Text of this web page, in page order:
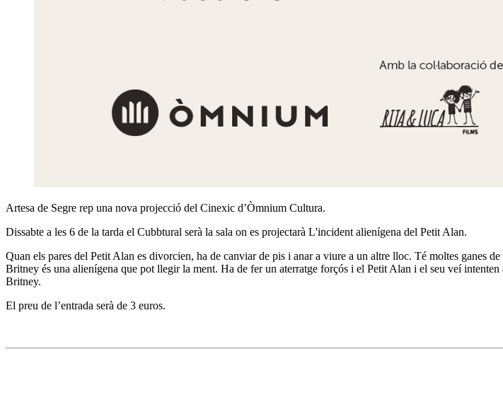
Artesa de Segre rep una nova projecció del Cinexic d’Òmnium Cultura.
Dissabte a les 6 de la tarda el Cubbtural serà la sala on es projectarà L'incident alienígena del Petit Alan.
Quan els pares del Petit Alan es divorcien, ha de canviar de pis i anar a viure a un altre lloc. Té moltes ganes
Britney és una alienígena que pot llegir la ment. Ha de fer un aterratge forçós i el Petit Alan i el seu veí
Britney.
El preu de l’entrada serà de 3 euros.